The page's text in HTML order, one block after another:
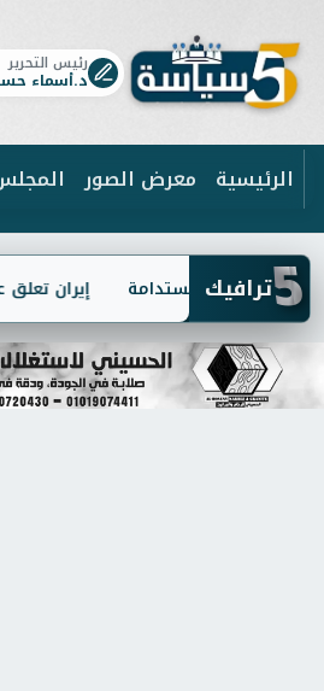
رئيس التحرير
د.أسماء
الرئيسية معرض الصور
5ترافيك إيران تعلق للتنمية المستدامة